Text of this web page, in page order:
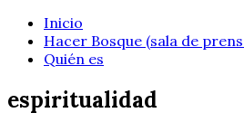
Inicio
Hacer Bosque (sala de
Quién es
espiritualidad